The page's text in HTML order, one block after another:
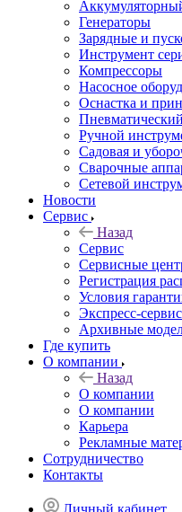
Генераторы
Зарядные и
Инструмент
Компрессоры
Насосное
Оснастка и
Ручной
Садовая и
Сварочные
Сетевой
Новости
Сервис
Назад
Сервис
Сервисные
Регистрация
Условия
Экспресс-сервис
Архивные
Где купить
О компании
Назад
О компании
О компании
Карьера
Рекламные
Сотрудничество
Контакты
Личный кабинет